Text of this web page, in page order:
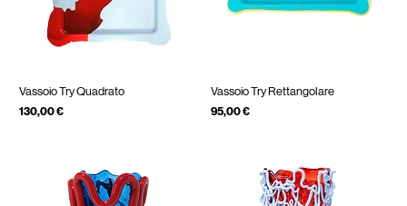
Vassoio Try Quadrato
Prezzo
130,00 €
Vassoio Try Rettangolare
Prezzo
95,00 €